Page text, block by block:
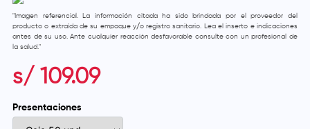
"Imagen referencial. La información citada ha sido brindada por el proveedor del
producto o extraída de su empaque y/o registro sanitario. Lea el inserto e indicaciones
antes de su uso. Ante cualquier reacción desfavorable consulte con un profesional de
la salud."
s/ 109.09
Presentaciones